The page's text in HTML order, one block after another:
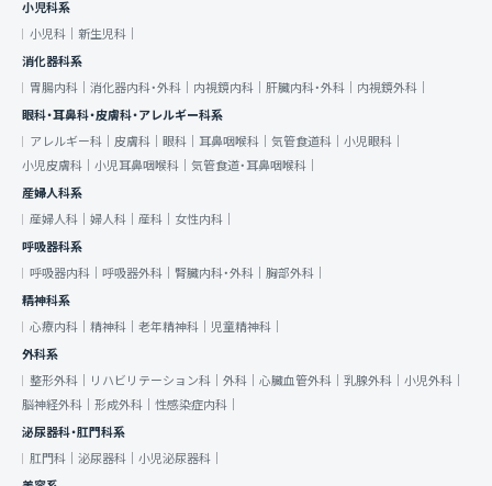
小児科系
小児科｜ 新生児科｜
消化器科系
胃腸内科｜ 消化器内科・外科｜ 内視鏡内科｜ 肝臓内科・外科｜ 内視鏡外科｜
眼科・耳鼻科・皮膚科・アレルギー科系
アレルギー科｜ 皮膚科｜ 眼科｜ 耳鼻咽喉科｜ 気管食道科｜ 小児眼科｜
小児皮膚科｜ 小児耳鼻咽喉科｜ 気管食道・耳鼻咽喉科｜
産婦人科系
産婦人科｜ 婦人科｜ 産科｜ 女性内科｜
呼吸器科系
呼吸器内科｜ 呼吸器外科｜ 腎臓内科・外科｜ 胸部外科｜
精神科系
心療内科｜ 精神科｜ 老年精神科｜ 児童精神科｜
外科系
整形外科｜
リハビリテーション科｜ 外科｜ 心臓血管外科｜ 乳腺外科｜ 小児外科｜
脳神経外科｜ 形成外科｜ 性感染症内科｜
泌尿器科・肛門科系
肛門科｜ 泌尿器科｜ 小児泌尿器科｜